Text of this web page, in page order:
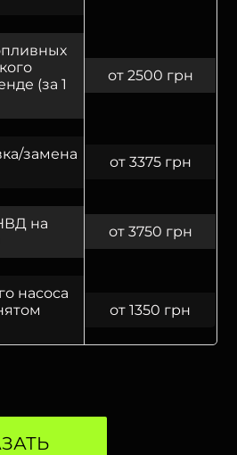
(за 1
от 2500 грн
замена
от 3375 грн
на
от 3750 грн
насоса
от 1350 грн